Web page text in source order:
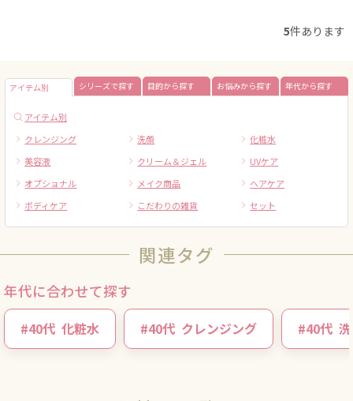
5件あります
アイテム別 シリーズで探す 目的から探す お悩みから探す 年代から探す
アイテム別
クレンジング
洗顔
化粧水
美容液
クリーム＆ジェル
UVケア
オプショナル
メイク商品
ヘアケア
ボディケア
こだわりの雑貨 セット
関連タグ
年代に合わせて探す
#40代 化粧水 #40代 クレンジング #40代